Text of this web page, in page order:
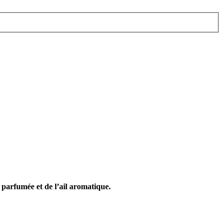
et de l’ail aromatique.